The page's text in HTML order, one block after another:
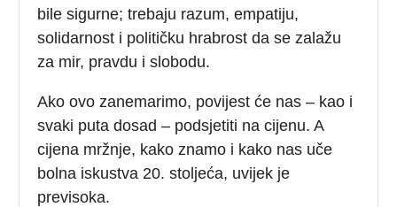
bile sigurne; trebaju razum, empatiju,
solidarnost i političku hrabrost da se zalažu
za mir, pravdu i slobodu.
Ako ovo zanemarimo, povijest će nas – kao i
svaki puta dosad – podsjetiti na cijenu. A
cijena mržnje, kako znamo i kako nas uče
bolna iskustva 20. stoljeća, uvijek je
previsoka.